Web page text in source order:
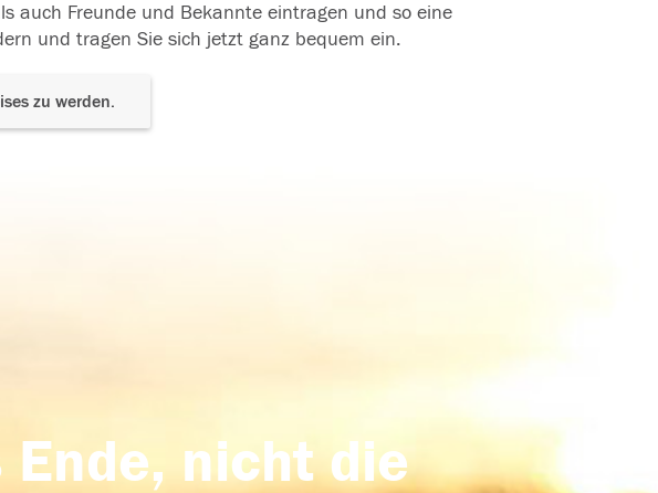
auch Freunde und Bekannte eintragen und so eine
und tragen Sie sich jetzt ganz bequem ein.
zu werden.
Ende, nicht die